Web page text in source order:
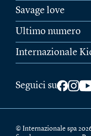
Savage love
Ultimo numero
Internazionale
Seguici su
© Internazionale spa